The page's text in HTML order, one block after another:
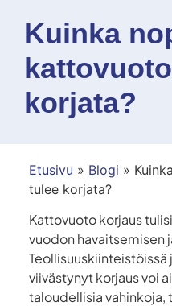
Kuinka
korjata?
Etusivu » Blogi »
tulee korjata?
Kattovuoto korjaus
vuodon havaitsemisen
viivästynyt korjaus voi
taloudellisia vahinkoja,